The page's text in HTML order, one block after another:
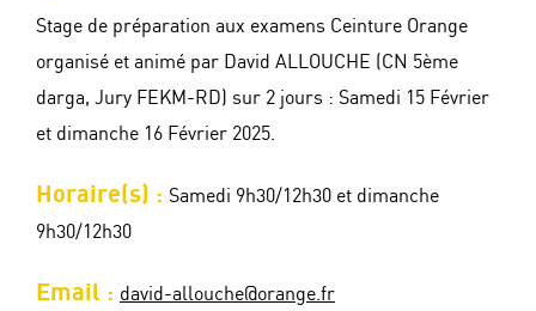
Stage de préparation aux examens Ceinture Orange
organisé et animé par David ALLOUCHE (CN 5ème
darga, Jury FEKM-RD) sur 2 jours : Samedi 15 Février
et dimanche 16 Février 2025.
Horaire(s) : Samedi 9h30/12h30 et dimanche
9h30/12h30
Email : david-allouche@orange.fr